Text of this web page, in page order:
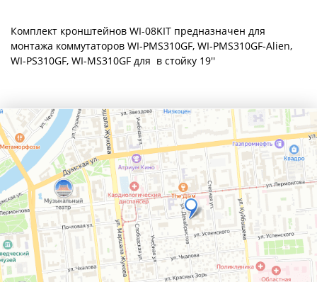
Комплект кронштейнов WI-08KIT предназначен для
монтажа коммутаторов WI-PMS310GF, WI-PMS310GF-Alien,
WI-PS310GF, WI-MS310GF для в стойку 19''